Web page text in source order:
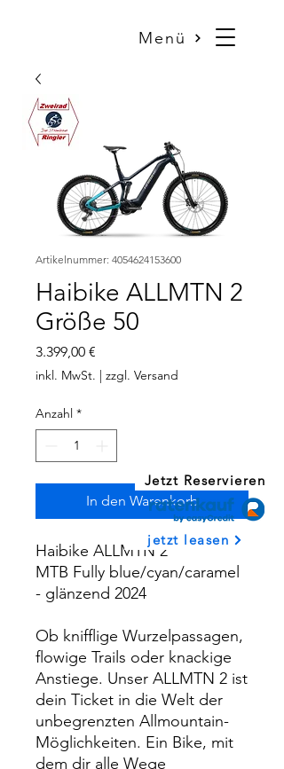
Menü
Artikelnummer: 4054624153600
Haibike ALLMTN 2
Größe 50
3.399,00 €
inkl. MwSt. | zzgl. Versand
Anzahl *
In den Warenkorb
Haibike ALLMTN 2
MTB Fully blue/cyan/caramel
- glänzend 2024
Ob knifflige Wurzelpassagen,
flowige Trails oder knackige
Anstiege. Unser ALLMTN 2 ist
dein Ticket in die Welt der
unbegrenzten Allmountain-
Möglichkeiten. Ein Bike, mit
dem dir alle Wege
Jetzt Reservieren
jetzt leasen